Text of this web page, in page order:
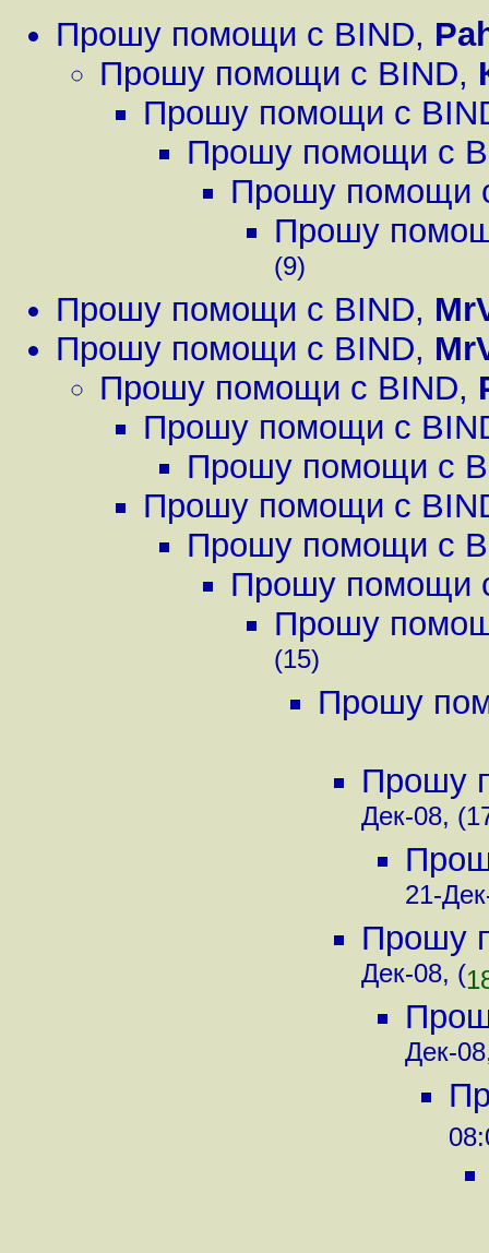
Прошу помощи с BIND,
Прошу помощи с BIND,
Прошу помощи с
Прошу помощи с
Прошу помощи
Прошу
(9)
Прошу помощи с BIND,
Прошу помощи с BIND,
Прошу помощи с BIND,
Прошу помощи с
Прошу помощи с
Прошу помощи с
Прошу помощи с
Прошу помощи
Прошу
(15)
Прошу
Прошу
Дек-08,
21-
Прошу
Дек-08, (
Дек-